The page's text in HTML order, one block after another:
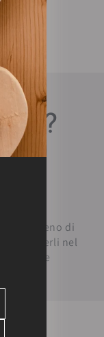
in meno di
riceverli nel